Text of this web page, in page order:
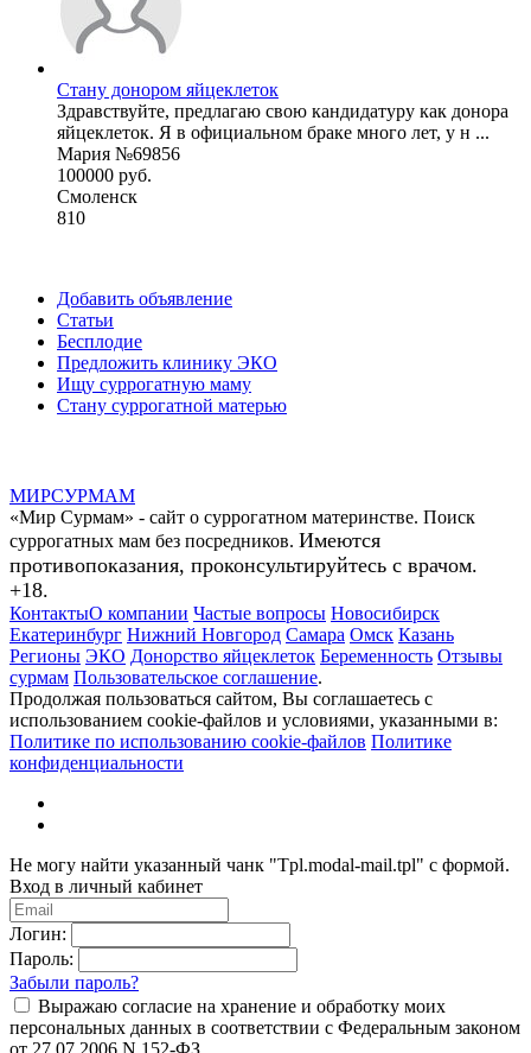
Стану донором яйцеклеток
Здравствуйте, предлагаю свою кандидатуру как донора
яйцеклеток. Я в официальном браке много лет, у н ...
Мария №69856
100000 руб.
Смоленск
810
Добавить объявление
Статьи
Бесплодие
Предложить клинику ЭКО
Ищу суррогатную маму
Стану суррогатной матерью
МИРСУРМАМ
«Мир Сурмам» - сайт о суррогатном материнстве. Поиск
суррогатных мам без посредников. Имеются
противопоказания, проконсультируйтесь с врачом.
+18.
КонтактыО компании Частые вопросы Новосибирск
Екатеринбург Нижний Новгород Самара Омск Казань
Регионы ЭКО Донорство яйцеклеток Беременность Отзывы
сурмам Пользовательское соглашение.
Продолжая пользоваться сайтом, Вы соглашаетесь с
использованием cookie-файлов и условиями, указанными в:
Политике по использованию cookie-файлов Политике
конфиденциальности
Не могу найти указанный чанк "Tpl.modal-mail.tpl" с формой.
Вход в личный кабинет
Логин:
Пароль:
Забыли пароль?
Выражаю согласие на хранение и обработку моих
персональных данных в соответствии с Федеральным законом
от 27.07.2006 N 152-ФЗ